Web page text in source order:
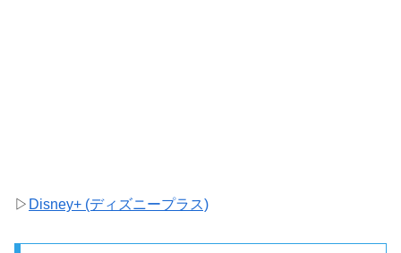
▷ Disney+ (ディズニープラス)